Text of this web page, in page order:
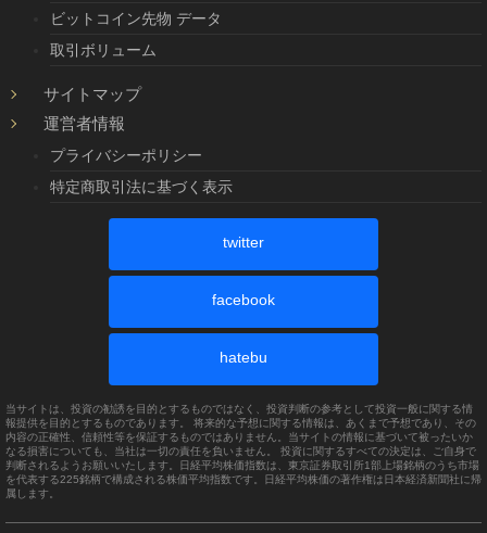
ビットコイン先物 データ
取引ボリューム
サイトマップ
運営者情報
プライバシーポリシー
特定商取引法に基づく表示
twitter
facebook
hatebu
当サイトは、投資の勧誘を目的とするものではなく、投資判断の参考として投資一般に関する情
報提供を目的とするものであります。 将来的な予想に関する情報は、あくまで予想であり、その
内容の正確性、信頼性等を保証するものではありません。当サイトの情報に基づいて被ったいか
なる損害についても、当社は一切の責任を負いません。 投資に関するすべての決定は、ご自身で
判断されるようお願いいたします。日経平均株価指数は、東京証券取引所1部上場銘柄のうち市場
を代表する225銘柄で構成される株価平均指数です。日経平均株価の著作権は日本経済新聞社に帰
属します。